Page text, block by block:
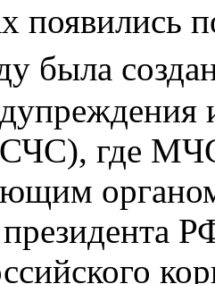
появились
была
где